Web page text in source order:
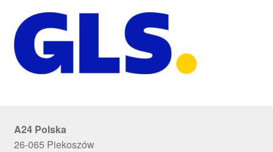
A24 Polska
26-065 Piekoszów